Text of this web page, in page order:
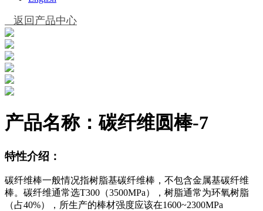
返回产品中心
产品名称：碳纤维圆棒-7
特性介绍：
碳纤维棒一般情况指树脂基碳纤维棒，不包含金属基碳纤维
棒。碳纤维通常选T300（3500MPa），树脂通常为环氧树脂
（占40%），所生产的棒材强度应该在1600~2300MPa